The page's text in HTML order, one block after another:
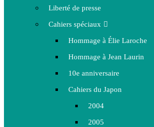
Liberté de presse
Cahiers spéciaux
Hommage à Élie Laroche
Hommage à Jean Laurin
10e anniversaire
Cahiers du Japon
2004
2005